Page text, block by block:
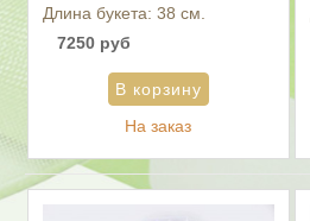
Длина букета: 38 см.
7250 руб
На заказ